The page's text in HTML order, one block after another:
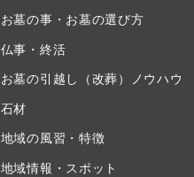
お墓の事・お墓の選び方
仏事・終活
お墓の引越し（改葬）ノウハウ
石材
地域の風習・特徴
地域情報・スポット